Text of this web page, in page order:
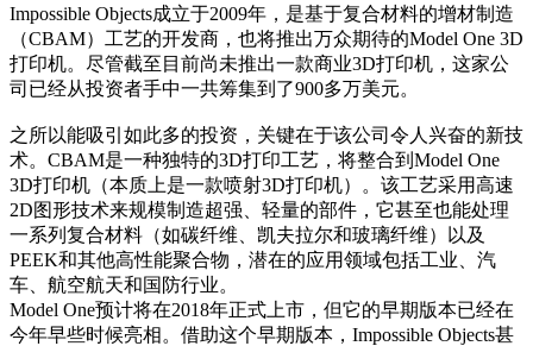
Impossible Objects成立于2009年，是基于复合材料的增材制造
（CBAM）工艺的开发商，也将推出万众期待的Model One 3D
打印机。尽管截至目前尚未推出一款商业3D打印机，这家公
司已经从投资者手中一共筹集到了900多万美元。
之所以能吸引如此多的投资，关键在于该公司令人兴奋的新技
术。CBAM是一种独特的3D打印工艺，将整合到Model One
3D打印机（本质上是一款喷射3D打印机）。该工艺采用高速
2D图形技术来规模制造超强、轻量的部件，它甚至也能处理
一系列复合材料（如碳纤维、凯夫拉尔和玻璃纤维）以及
PEEK和其他高性能聚合物，潜在的应用领域包括工业、汽
车、航空航天和国防行业。
Model One预计将在2018年正式上市，但它的早期版本已经在
今年早些时候亮相。借助这个早期版本，Impossible Objects甚